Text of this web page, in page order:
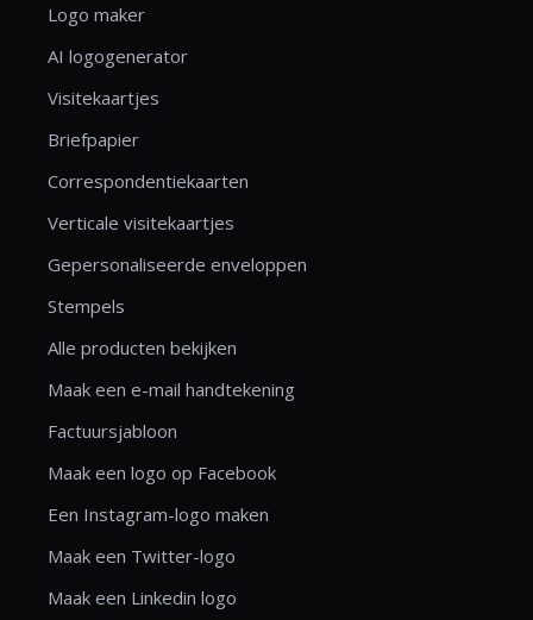
Logo maker
AI logogenerator
Visitekaartjes
Briefpapier
Correspondentiekaarten
Verticale visitekaartjes
Gepersonaliseerde enveloppen
Stempels
Alle producten bekijken
Maak een e-mail handtekening
Factuursjabloon
Maak een logo op Facebook
Een Instagram-logo maken
Maak een Twitter-logo
Maak een Linkedin logo